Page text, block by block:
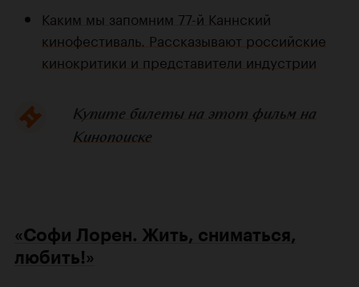
Каким мы запомним 77-й Каннский
кинофестиваль. Рассказывают российские
кинокритики и представители индустрии
Купите билеты на этот фильм на
Кинопоиске
«Софи Лорен. Жить, сниматься,
любить!»